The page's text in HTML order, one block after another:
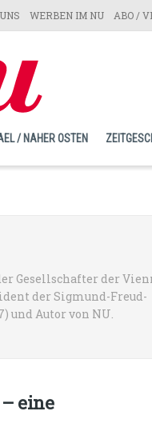
WERBEN IM NU ABO /
/ NAHER OSTEN
Gesellschafter der
der Sigmund-Freud-
und Autor von NU.
eine